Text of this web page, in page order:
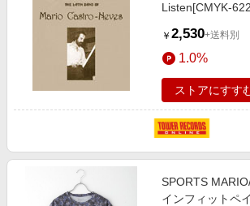
Listen[CMYK-
￥ 2,530+送料別
1.0%
ストアにすす
SPORTS
インフィットペ